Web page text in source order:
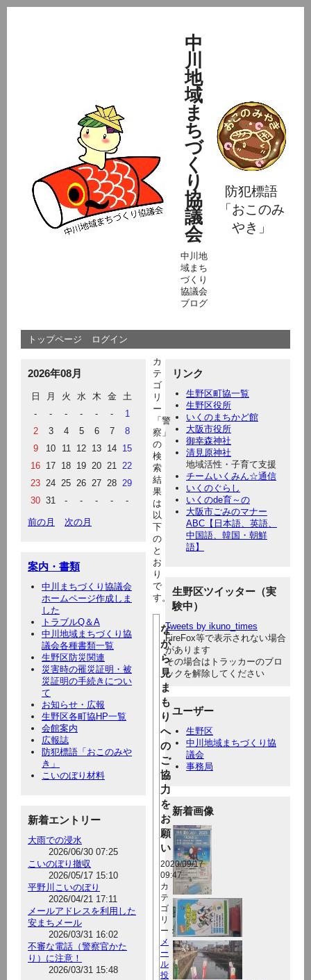
中
川
地
域
ま
ち
づ
く
り
協
議
会
中川地
域まち
づくり
協議会
ブログ
防犯標語
「おこのみ
やき」
トップページ ログイン
2026年08月
日 月 火 水 木 金
土
-
- - - - -
1
2
3 4 5 6 7
8
9
10 11 12 13 14 15
16 17 18 19 20 21 22
23 24 25 26 27 28 29
30 31 - - - - -
前の月 次の月
案内・書類
中川まちづくり協議会
ホームページ作成しま
した
トラブルQ＆A
中川地域まちづくり協
議会各種書類一覧
生野区防災関連
災害時の罹災証明・被
災証明の手続きについ
て
お知らせ・広報
生野区各町協HP一覧
会館案内
広報誌
防犯標語「おこのみや
き」
こいのぼり材料
新着エントリー
大雨での浸水
2026/06/30 07:25
こいのぼり撤収
2026/05/17 15:10
平野川こいのぼり
2026/04/21 17:11
メールアドレスを利用した
安まちメール
2026/03/31 16:02
不審な電話（警察官かた
り）に注意！
2026/03/31 15:48
リンク
生野区町協一覧
生野区役所
いくのまちかど館
大阪市役所
御幸森神社
清見原神社
地域活性・子育て支援
チームいくみん☆通信
いくのぐらし
いくのde育～の
大阪市ごみのマナー
ABC【日本語、英語、
中国語、韓国・朝鮮
語】
生野区ツイッター（実
験中）
Tweets by ikuno_times
FireFox等で表示されない場合
があります
その場合はトラッカーのブロ
ックを解除してください
ユーザー
生野区
中川地域まちづくり協
議会
事務局
新着画像
カ
テ
ゴ
リ
ー
「警
察」
の
検
索
結
果
は
以
下
の
と
お
り
で
す。
な
が
ら
見
ま
も
り
へ
の
ご
協
力
を
お
願
い
2020/09/17
09:47
カ
テ
ゴ
リ
ー：
メ
ー
ル
投